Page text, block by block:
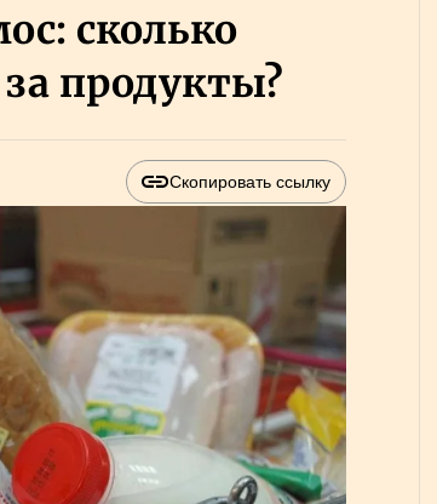
сколько
продукты?
Скопировать ссылку